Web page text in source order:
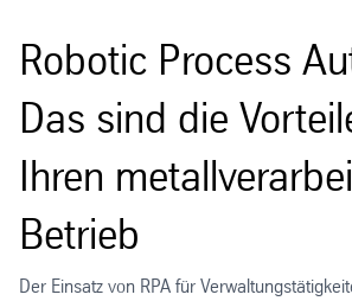
Robotic Process
Das sind die
Ihren
Betrieb
Der Einsatz von RPA für